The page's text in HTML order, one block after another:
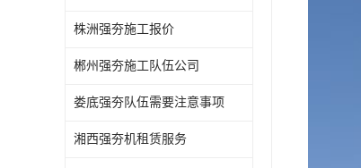
株洲强夯施工报价
郴州强夯施工队伍公司
娄底强夯队伍需要注意事项
湘西强夯机租赁服务